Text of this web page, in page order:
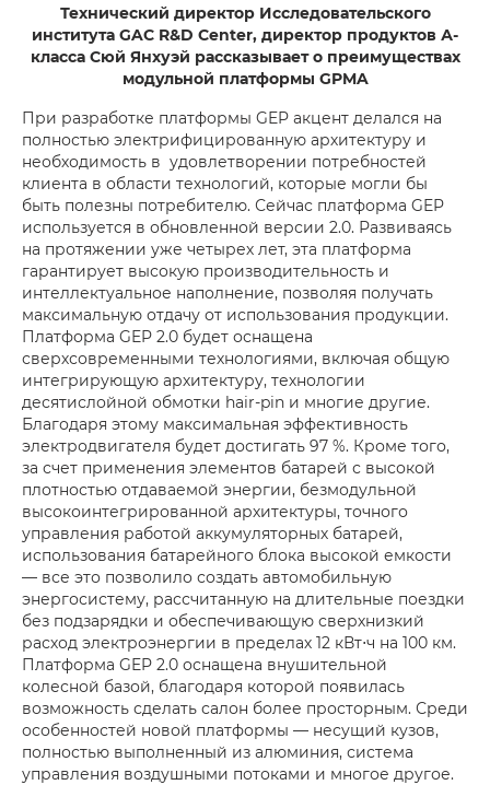
Технический директор Исследовательского
института GAC R&D Center, директор продуктов А-
класса Сюй Янхуэй рассказывает о преимуществах
модульной платформы GPMA
При разработке платформы GEP акцент делался на
полностью электрифицированную архитектуру и
необходимость в удовлетворении потребностей
клиента в области технологий, которые могли бы
быть полезны потребителю. Сейчас платформа GEP
используется в обновленной версии 2.0. Развиваясь
на протяжении уже четырех лет, эта платформа
гарантирует высокую производительность и
интеллектуальное наполнение, позволяя получать
максимальную отдачу от использования продукции.
Платформа GEP 2.0 будет оснащена
сверхсовременными технологиями, включая общую
интегрирующую архитектуру, технологии
десятислойной обмотки hair-pin и многие другие.
Благодаря этому максимальная эффективность
электродвигателя будет достигать 97 %. Кроме того,
за счет применения элементов батарей с высокой
плотностью отдаваемой энергии, безмодульной
высокоинтегрированной архитектуры, точного
управления работой аккумуляторных батарей,
использования батарейного блока высокой емкости
— все это позволило создать автомобильную
энергосистему, рассчитанную на длительные поездки
без подзарядки и обеспечивающую сверхнизкий
расход электроэнергии в пределах 12 кВт⋅ч на 100 км.
Платформа GEP 2.0 оснащена внушительной
колесной базой, благодаря которой появилась
возможность сделать салон более просторным. Среди
особенностей новой платформы — несущий кузов,
полностью выполненный из алюминия, система
управления воздушными потоками и многое другое.